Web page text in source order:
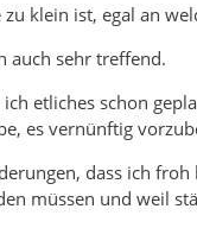
klein ist, egal an
auch sehr treffend.
etliches schon
es vernünftig
dass ich
müssen und weil